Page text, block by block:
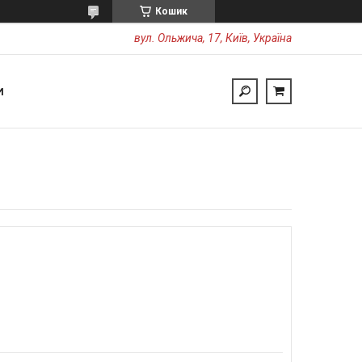
Кошик
вул. Ольжича, 17, Київ, Україна